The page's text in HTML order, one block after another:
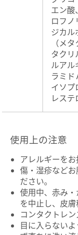
トリートメン
毛先を
うにすると、
めりが残る程度
エン酸
ロフノ
ジカル
（メ
タクリ
ルアル
ラミド
イソプ
レス
使用上の注意
アレルギーを
傷・湿疹など
ださい。
使用中、赤み
を中止し、皮膚
コンタクトレン
目に入らない